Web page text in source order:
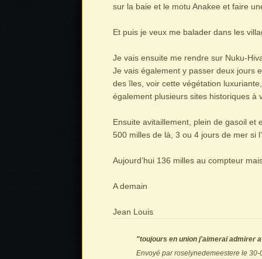
sur la baie et le motu Anakee et faire
Et puis je veux me balader dans les
Je vais ensuite me rendre sur Nuku-
Je vais également y passer deux jours
des îles, voir cette végétation
également plusieurs sites historiques à
Ensuite avitaillement, plein de gasoil et
500 milles de là, 3 ou 4 jours de mer si
Aujourd’hui 136 milles au compteur
A demain
Jean Louis
"toujours en union j'aimerai admirer
Envoyé par roselynedemeestere le 30-